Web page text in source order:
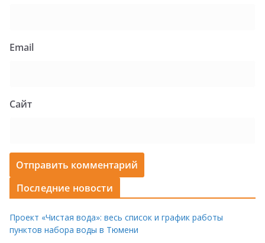
Email
Сайт
Последние новости
Проект «Чистая вода»: весь список и график работы
пунктов набора воды в Тюмени